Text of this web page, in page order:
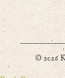
© 2026